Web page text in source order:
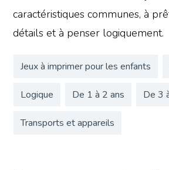
caractéristiques communes, à
détails et à penser logiquement.
Jeux à imprimer pour les enfants
Logique De 1 à 2 ans De 3
Transports et appareils